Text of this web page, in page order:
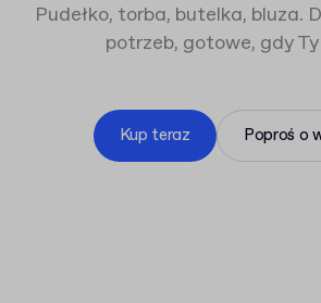
Pudełko, torba, butelka, bluza.
potrzeb, gotowe, gdy
Kup teraz Poproś o